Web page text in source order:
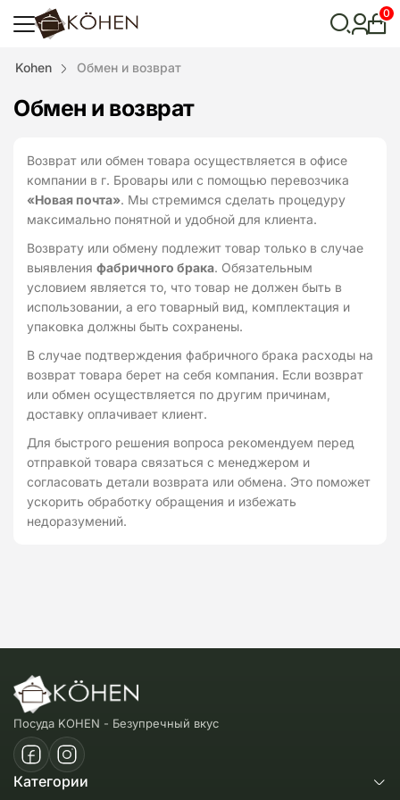
0
Kohen Обмен и возврат
Обмен и возврат
Возврат или обмен товара осуществляется в офисе
компании в г. Бровары или с помощью перевозчика
«Новая почта». Мы стремимся сделать процедуру
максимально понятной и удобной для клиента.
Возврату или обмену подлежит товар только в случае
выявления фабричного брака. Обязательным
условием является то, что товар не должен быть в
использовании, а его товарный вид, комплектация и
упаковка должны быть сохранены.
В случае подтверждения фабричного брака расходы на
возврат товара берет на себя компания. Если возврат
или обмен осуществляется по другим причинам,
доставку оплачивает клиент.
Для быстрого решения вопроса рекомендуем перед
отправкой товара связаться с менеджером и
согласовать детали возврата или обмена. Это поможет
ускорить обработку обращения и избежать
недоразумений.
Посуда KOHEN - Безупречный вкус
Категории